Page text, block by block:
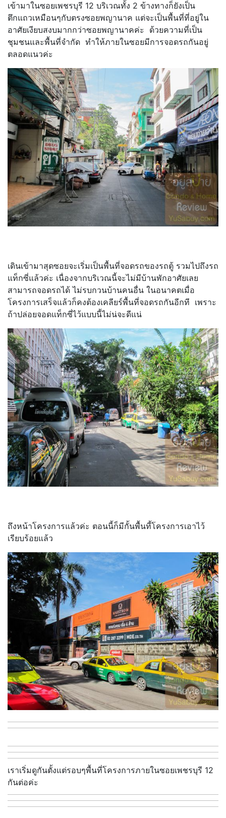
เข้ามาในซอยเพชรบุรี 12 บริเวณทั้ง 2 ข้างทางก็ยังเป็น
ตึกแถวเหมือนๆกับตรงซอยพญานาค แต่จะเป็นพื้นที่ที่อยู่ใน
อาศัยเงียบสงบมากกว่าซอยพญานาคค่ะ ด้วยความที่เป็น
ชุมชนและพื้นที่จำกัด ทำให้ภายในซอยมีการจอดรถกันอยู่
ตลอดแนวค่ะ
เดินเข้ามาสุดซอยจะเริ่มเป็นพื้นที่จอดรถของรถตู้ รวมไปถึงรถ
แท็กซี่แล้วค่ะ เนื่องจากบริเวณนี้จะไม่มีบ้านพักอาศัยเลย
สามารถจอดรถได้ ไม่รบกวนบ้านคนอื่น ในอนาคตเมื่อ
โครงการเสร็จแล้วก็คงต้องเคลียร์พื้นที่จอดรถกันอีกที เพราะ
ถ้าปล่อยจอดแท็กซี่ไว้แบบนี้ไม่น่จะดีแน่
ถึงหน้าโครงการแล้วค่ะ ตอนนี้ก็มีกั้นพื้นที้โครงการเอาไว้
เรียบร้อยแล้ว
เราเริ่มดูกันตั้งแต่รอบๆพื้นที่โครงการภายในซอยเพชรบุรี 12
กันต่อค่ะ